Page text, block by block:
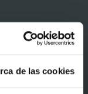
de las cookies